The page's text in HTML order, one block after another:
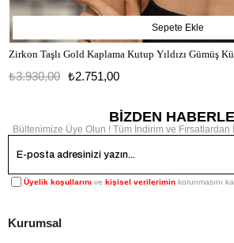
Zirkon Taşlı Gold Kaplama Kutup Yıldızı Gümüş
₺2.751,00
₺3.930,00
Sepete Ekle
BİZDEN
Bültenimize Üye Olun ! Tüm İndirim ve
Üyelik koşullarını ve kişisel verilerimin korunmasını
Kurumsal